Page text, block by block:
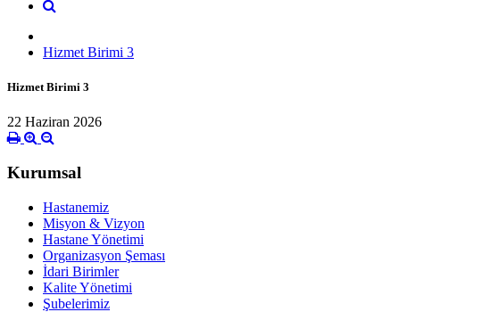
Hizmet Birimi 3
Hizmet Birimi 3
22 Haziran 2026
Kurumsal
Hastanemiz
Misyon & Vizyon
Hastane Yönetimi
Organizasyon Şeması
İdari Birimler
Kalite Yönetimi
Şubelerimiz